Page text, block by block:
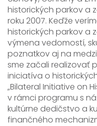
historických parkov a
roku 2007. Keďže
historických parkov a
výmena vedomostí,
poznatkov aj na
sme začali realizovať
iniciatíva o
„Bilateral Initiative on
v rámci programu s
kultúrne dedičstvo a
finančného